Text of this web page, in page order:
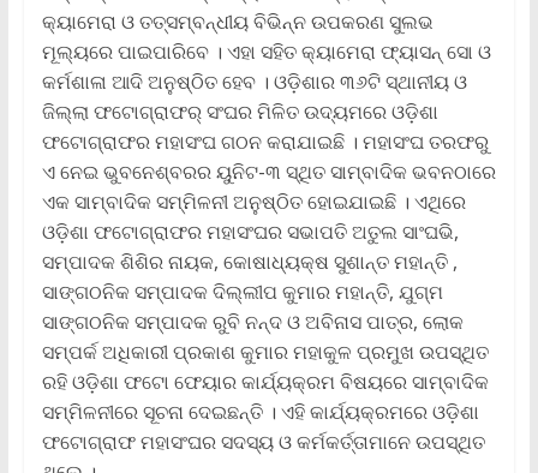
କ୍ୟାମେରା ଓ ତତ୍ସମ୍ବନ୍ଧୀୟ ବିଭିନ୍ନ ଉପକରଣ ସୁଲଭ
ମୂଲ୍ୟରେ ପାଇପାରିବେ । ଏହା ସହିତ କ୍ୟାମେରା ଫ୍ୟାସନ୍ ସୋ ଓ
କର୍ମଶାଳା ଆଦି ଅନୁଷ୍ଠିତ ହେବ । ଓଡ଼ିଶାର ୩୬ଟି ସ୍ଥାନୀୟ ଓ
ଜିଲ୍ଲା ଫଟୋଗ୍ରାଫର୍ ସଂଘର ମିଳିତ ଉଦ୍ୟମରେ ଓଡ଼ିଶା
ଫଟୋଗ୍ରାଫର ମହାସଂଘ ଗଠନ କରାଯାଇଛି । ମହାସଂଘ ତରଫରୁ
ଏ ନେଇ ଭୁବନେଶ୍ବରର ୟୁନିଟ-୩ ସ୍ଥିତ ସାମ୍ବାଦିକ ଭବନଠାରେ
ଏକ ସାମ୍ବାଦିକ ସମ୍ମିଳନୀ ଅନୁଷ୍ଠିତ ହୋଇଯାଇଛି । ଏଥିରେ
ଓଡ଼ିଶା ଫଟୋଗ୍ରାଫର ମହାସଂଘର ସଭାପତି ଅତୁଲ ସାଂଘଭି,
ସମ୍ପାଦକ ଶିଶିର ନାୟକ, କୋଷାଧ୍ୟକ୍ଷ ସୁଶାନ୍ତ ମହାନ୍ତି ,
ସାଙ୍ଗଠନିକ ସମ୍ପାଦକ ଦିଲ୍ଲୀପ କୁମାର ମହାନ୍ତି, ଯୁଗ୍ମ
ସାଙ୍ଗଠନିକ ସମ୍ପାଦକ ରୁବି ନନ୍ଦ ଓ ଅବିନାସ ପାତ୍ର, ଲୋକ
ସମ୍ପର୍କ ଅଧିକାରୀ ପ୍ରକାଶ କୁମାର ମହାକୁଳ ପ୍ରମୁଖ ଉପସ୍ଥିତ
ରହି ଓଡ଼ିଶା ଫଟୋ ଫେୟାର କାର୍ଯ୍ୟକ୍ରମ ବିଷୟରେ ସାମ୍ବାଦିକ
ସମ୍ମିଳନୀରେ ସୂଚନା ଦେଇଛନ୍ତି । ଏହି କାର୍ଯ୍ୟକ୍ରମରେ ଓଡ଼ିଶା
ଫଟୋଗ୍ରାଫ ମହାସଂଘର ସଦସ୍ୟ ଓ କର୍ମକର୍ତ୍ତାମାନେ ଉପସ୍ଥିତ